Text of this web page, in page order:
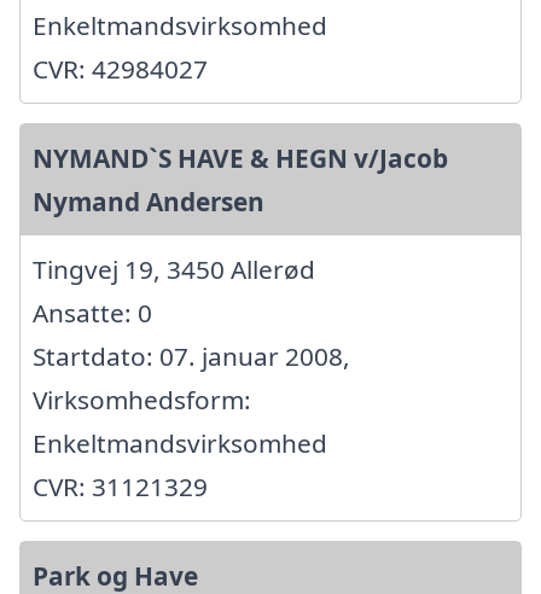
Enkeltmandsvirksomhed
CVR: 42984027
NYMAND`S HAVE & HEGN v/Jacob
Nymand Andersen
Tingvej 19, 3450 Allerød
Ansatte: 0
Startdato: 07. januar 2008,
Virksomhedsform:
Enkeltmandsvirksomhed
CVR: 31121329
Park og Have